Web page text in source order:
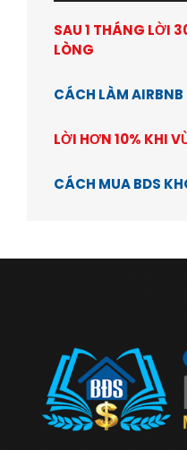
SAU 1 THÁNG LỜI
LÒNG
CÁCH LÀM
LỜI HƠN 10% KHI
CÁCH MUA BDS